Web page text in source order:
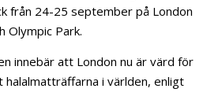
från 24-25 september på London
Olympic Park.
innebär att London nu är värd för
i världen, enligt